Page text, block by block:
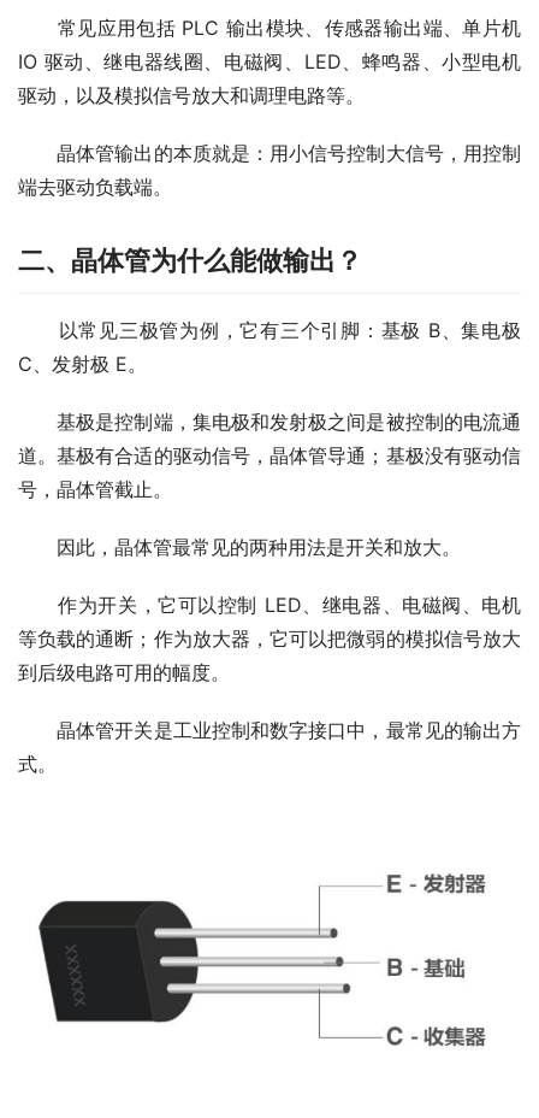
常见应用包括 PLC 输出模块、传感器输出端、单片机
IO 驱动、继电器线圈、电磁阀、LED、蜂鸣器、小型电机
驱动，以及模拟信号放大和调理电路等。
晶体管输出的本质就是：用小信号控制大信号，用控制
端去驱动负载端。
二、晶体管为什么能做输出？
以常见三极管为例，它有三个引脚：基极 B、集电极
C、发射极 E。
基极是控制端，集电极和发射极之间是被控制的电流通
道。基极有合适的驱动信号，晶体管导通；基极没有驱动信
号，晶体管截止。
因此，晶体管最常见的两种用法是开关和放大。
作为开关，它可以控制 LED、继电器、电磁阀、电机
等负载的通断；作为放大器，它可以把微弱的模拟信号放大
到后级电路可用的幅度。
晶体管开关是工业控制和数字接口中，最常见的输出方
式。